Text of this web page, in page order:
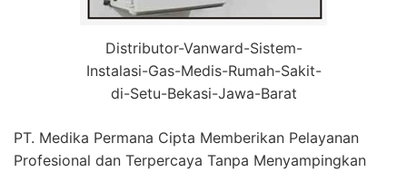
Distributor-Vanward-Sistem-
Instalasi-Gas-Medis-Rumah-Sakit-
di-Setu-Bekasi-Jawa-Barat
PT. Medika Permana Cipta Memberikan Pelayanan
Profesional dan Terpercaya Tanpa Menyampingkan